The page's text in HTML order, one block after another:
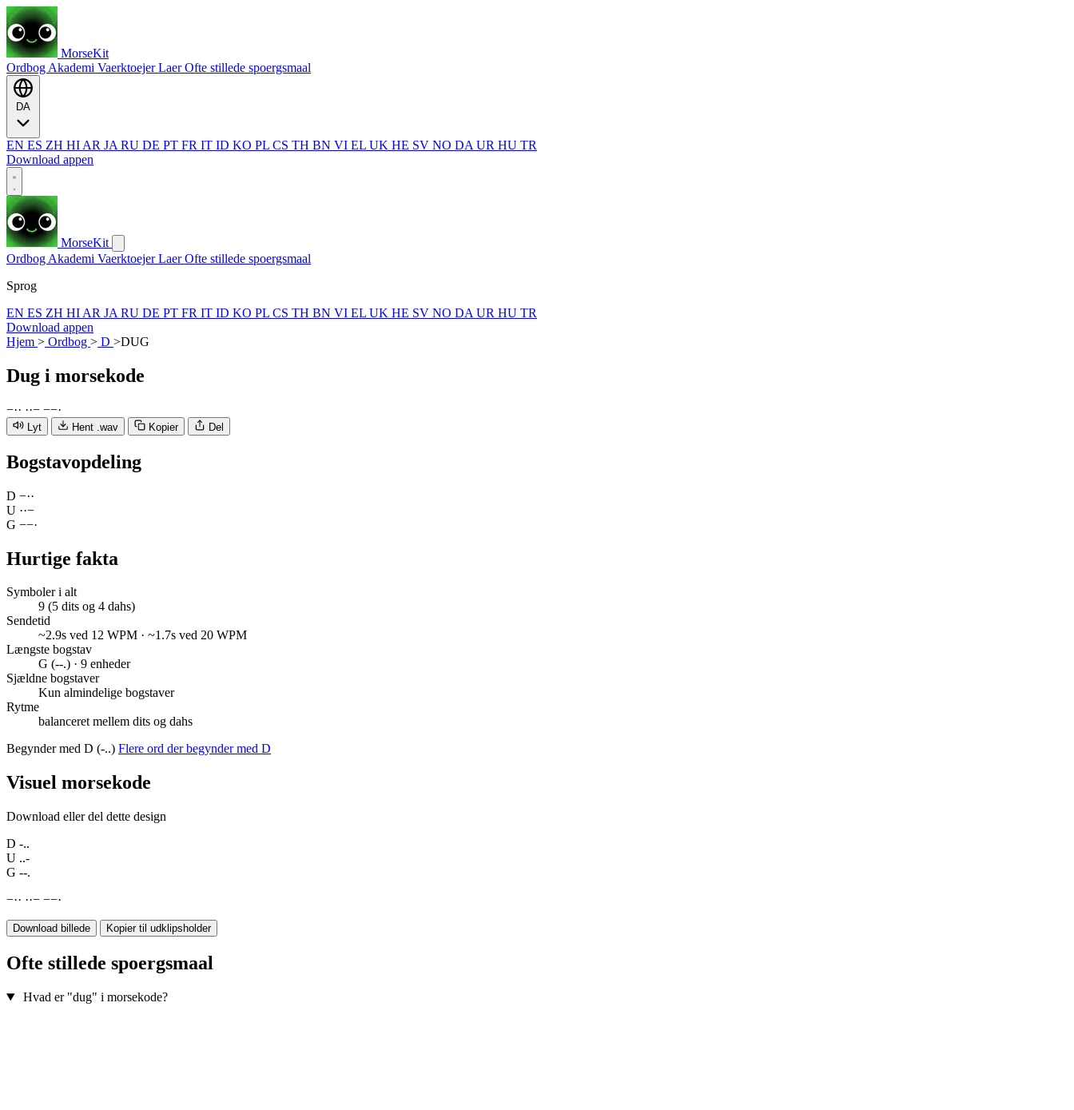
MorseKit
Ordbog Akademi VaerktoejerLaerOfte stillede spoergsmaal
EN ES ZH HI AR JA RU DE PT FR IT ID KO PL CS TH BN VI EL UK HE SV NO DA UR HU TR
Download appen
MorseKit
Ordbog Akademi VaerktoejerLaerOfte stillede spoergsmaal
Sprog
EN ES ZH HI AR JA RU DE PT FR IT ID KO PL CS TH BN VI EL UK HE SV NO DA UR HU TR
Download appen
Hjem > Ordbog > D >DUG
Dug i morsekode
−·· ··− −−·
Lyt Hent .wav Kopier Del
Bogstavopdeling
D −··
U ··−
G −−·
Hurtige fakta
Symboler i alt
9 (5 dits og 4 dahs)
Sendetid
~2.9s ved 12 WPM · ~1.7s ved 20 WPM
Længste bogstav
G (--.) · 9 enheder
Sjældne bogstaver
Kun almindelige bogstaver
Rytme
balanceret mellem dits og dahs
Begynder med D (-..) Flere ord der begynder med D
Visuel morsekode
Download eller del dette design
D -..
U ..-
G --.
−·· ··− −−·
Download billede Kopier til udklipsholder
Ofte stillede spoergsmaal
Hvad er "dug" i morsekode?